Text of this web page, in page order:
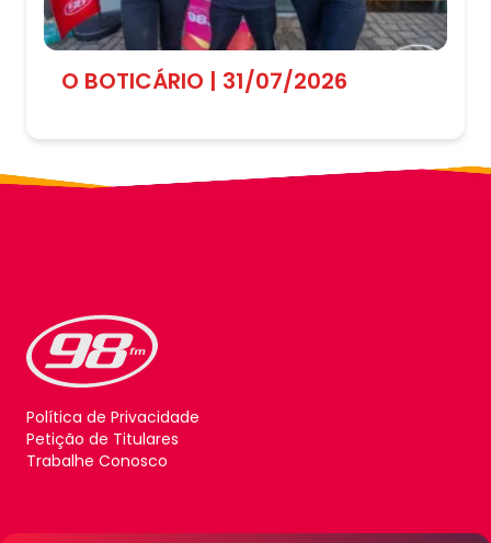
O BOTICÁRIO | 31/07/2026
Política de Privacidade
Petição de Titulares
Trabalhe Conosco